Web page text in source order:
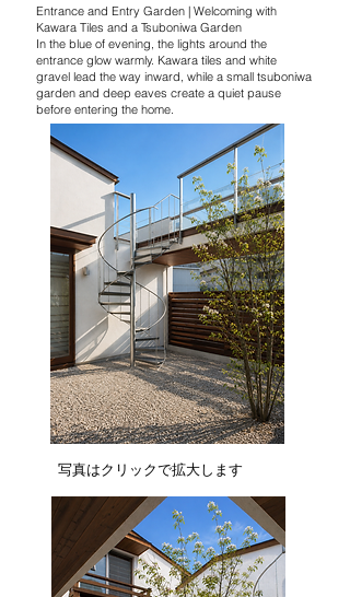
Entrance and Entry Garden | Welcoming with
Kawara Tiles and a Tsuboniwa Garden
In the blue of evening, the lights around the
entrance glow warmly. Kawara tiles and white
gravel lead the way inward, while a small tsuboniwa
garden and deep eaves create a quiet pause
before entering the home.
​写真はクリックで拡大します